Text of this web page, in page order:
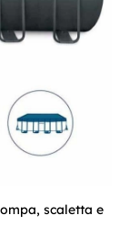
scaletta e